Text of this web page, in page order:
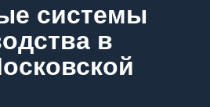
системы
в